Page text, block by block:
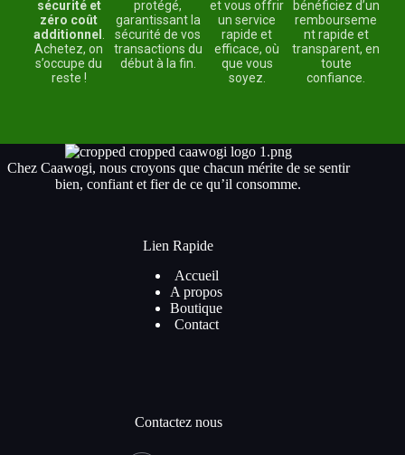
sécurité et
zéro coût
additionnel .
Achetez, on
s’occupe du
reste !
protégé,
garantissant la
sécurité de vos
transactions du
début à la fin.
et vous offrir
un service
rapide et
efficace, où
que vous
soyez.
bénéficiez d’un
rembourseme
nt rapide et
transparent, en
toute
confiance.
Chez Caawogi, nous croyons que chacun mérite de se sentir
bien, confiant et fier de ce qu’il consomme.
Lien Rapide
Accueil
A propos
Boutique
Contact
Contactez nous